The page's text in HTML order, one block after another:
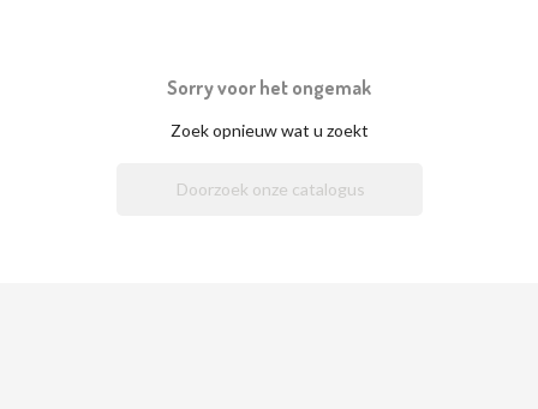
Sorry voor het ongemak
Zoek opnieuw wat u zoekt